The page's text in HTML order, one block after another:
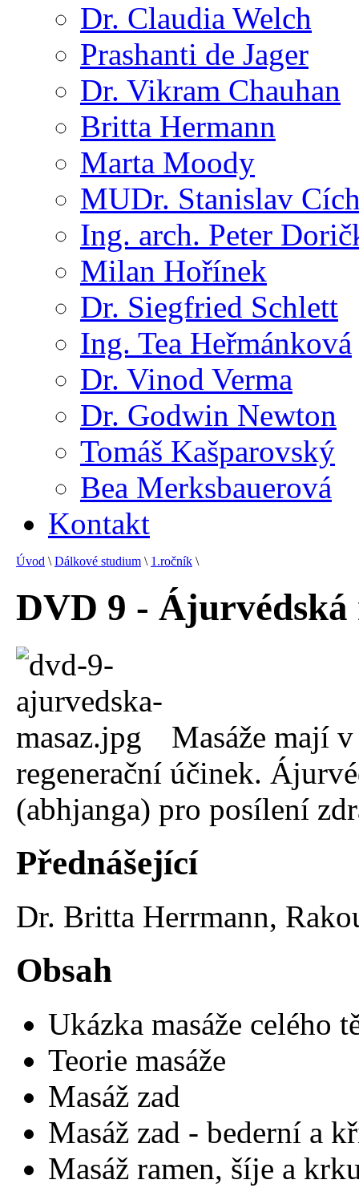
Dr. Claudia Welch
Prashanti de Jager
Dr. Vikram Chauhan
Britta Hermann
Marta Moody
MUDr. Stanislav
Ing. arch. Peter
Milan Hořínek
Dr. Siegfried Schlett
Ing. Tea Heřmánková
Dr. Vinod Verma
Dr. Godwin Newton
Tomáš Kašparovský
Bea Merksbauerová
Kontakt
Úvod \ Dálkové studium \ 1.ročník \
DVD 9 - Ájurvédská
Masáže mají
regenerační účinek.
(abhjanga) pro posílení
Přednášející
Dr. Britta Herrmann,
Obsah
Ukázka masáže celého
Teorie masáže
Masáž zad
Masáž zad - bederní a
Masáž ramen, šíje a